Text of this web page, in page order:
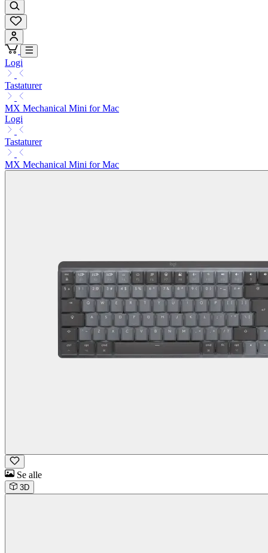
Logi
Tastaturer
MX Mechanical Mini for Mac
Logi
Tastaturer
MX Mechanical Mini for Mac
Se alle
3D